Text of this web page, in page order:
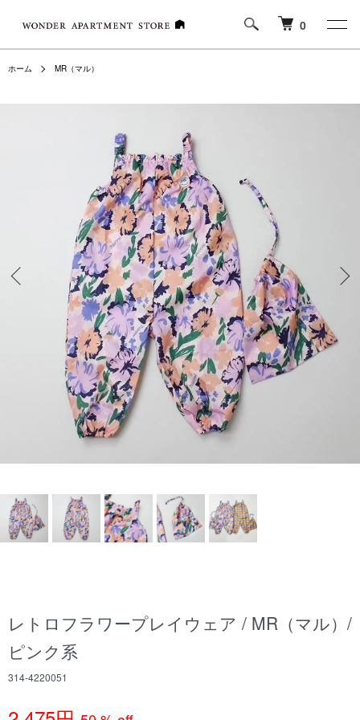
0
ホーム MR（マル）
レトロフラワープレイウェア / MR（マル）/
ピンク系
314-4220051